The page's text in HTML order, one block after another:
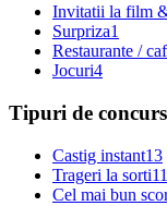
Invitatii la film
Surpriza1
Restaurante /
Jocuri4
Tipuri de
Castig instant13
Trageri la sorti
Cel mai bun